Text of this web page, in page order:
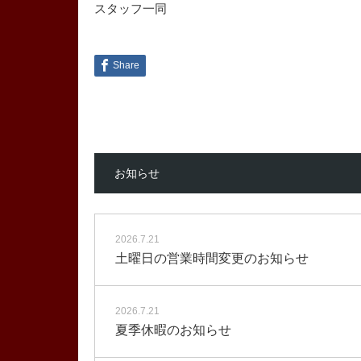
スタッフ一同
Share
お知らせ
2026.7.21
土曜日の営業時間変更のお知らせ
2026.7.21
夏季休暇のお知らせ